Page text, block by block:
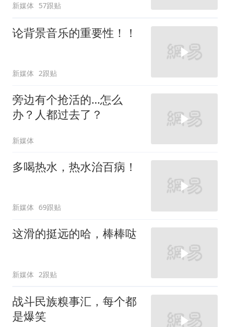
新媒体 57跟贴
论背景音乐的重要性！！
新媒体 2跟贴
旁边有个抢活的…怎么
办？人都过去了？
新媒体
多喝热水，热水治百病！
新媒体 69跟贴
这滑的挺远的哈，棒棒哒
新媒体 2跟贴
战斗民族糗事汇，每个都
是爆笑